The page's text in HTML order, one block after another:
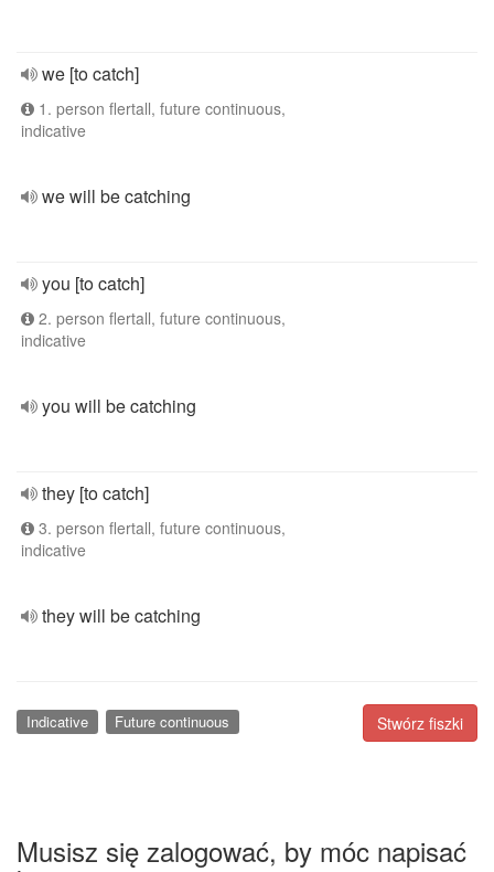
we [to catch]
1. person flertall, future continuous,
indicative
we will be catching
you [to catch]
2. person flertall, future continuous,
indicative
you will be catching
they [to catch]
3. person flertall, future continuous,
indicative
they will be catching
Stwórz fiszki
Indicative Future continuous
Musisz się zalogować, by móc napisać